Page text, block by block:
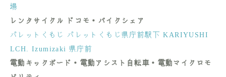
場
レンタサイクル ドコモ・バイクシェア
パレットくもじ
パレットくもじ県庁前駅下 KARIYUSHI
LCH. Izumizaki 県庁前
電動キックボード・電動アシスト自転車・電動マイクロモ